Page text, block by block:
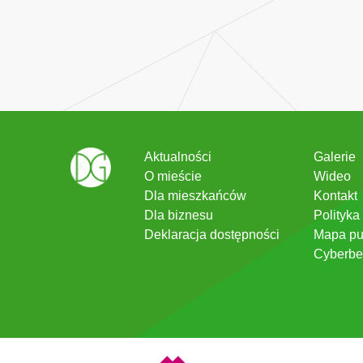
Aktualności
O mieście
Dla mieszkańców
Dla biznesu
Deklaracja dostępności
Galerie
Wideo
Kontakt
Mapa